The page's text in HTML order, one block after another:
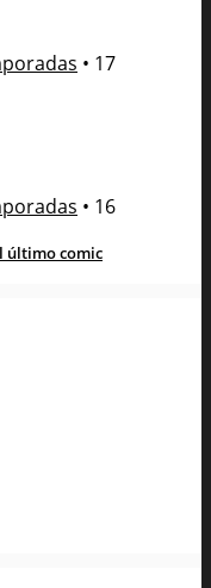
• 17
• 16
último comic